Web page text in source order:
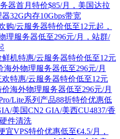
器首月特价$85/月，美国达拉
32G内存10Gbps带宽
购/云服务器特价低至12元起，
理服务器低至296元/月，站群/
机特惠/云服务器特价低至12元
外物理服务器低至296元/月
特惠/云服务器特价低至12元
海外物理服务器低至296元/月
Lite系列产品88折特价优惠低
美国CN2 GIA/美西CU4837/香
件清洗
宜VPS特价优惠低至€4.5/月，